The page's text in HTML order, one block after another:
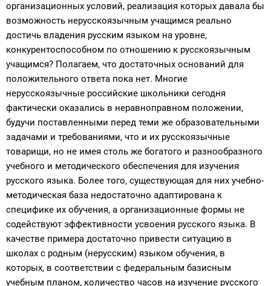
организационных условий, реализация которых давала бы
возможность нерусскоязычным учащимся реально
достичь владения русским языком на уровне,
конкурентоспособном по отношению к русскоязычным
учащимся? Полагаем, что достаточных оснований для
положительного ответа пока нет. Многие
нерусскоязычные российские школьники сегодня
фактически оказались в неравноправном положении,
будучи поставленными перед теми же образовательными
задачами и требованиями, что и их русскоязычные
товарищи, но не имея столь же богатого и разнообразного
учебного и методического обеспечения для изучения
русского языка. Более того, существующая для них учебно-
методическая база недостаточно адаптирована к
специфике их обучения, а организационные формы не
содействуют эффективности усвоения русского языка. В
качестве примера достаточно привести ситуацию в
школах с родным (нерусским) языком обучения, в
которых, в соответствии с федеральным базисным
учебным планом, количество часов на изучение русского